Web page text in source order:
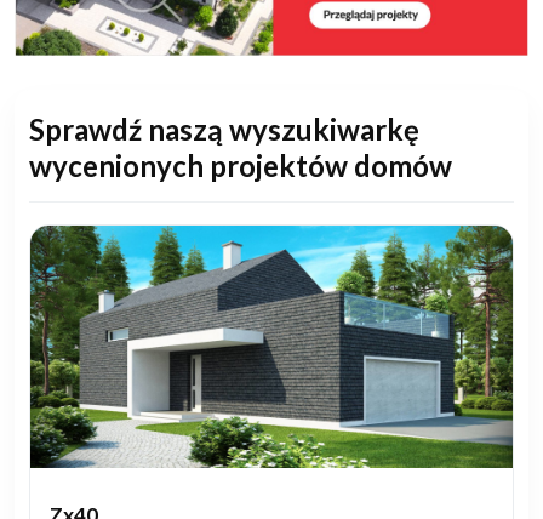
Sprawdź naszą wyszukiwarkę
wycenionych projektów domów